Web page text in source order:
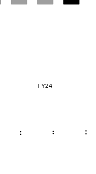
FY24